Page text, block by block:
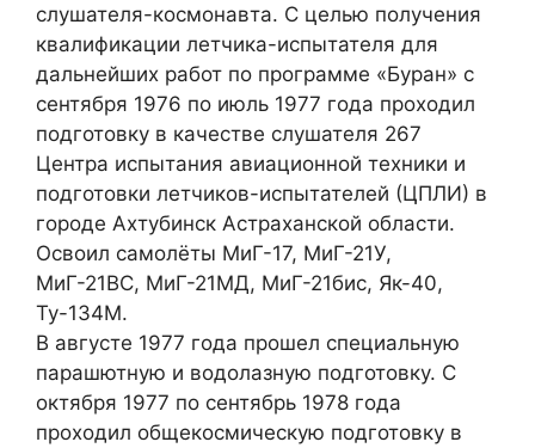
слушателя-космонавта. С целью получения
квалификации летчика-испытателя для
дальнейших работ по программе «Буран» с
сентября 1976 по июль 1977 года проходил
подготовку в качестве слушателя 267
Центра испытания авиационной техники и
подготовки летчиков-испытателей (ЦПЛИ) в
городе Ахтубинск Астраханской области.
Освоил самолёты МиГ-17, МиГ-21У,
МиГ-21ВС, МиГ-21МД, МиГ-21бис, Як-40,
Ту-134М.
В августе 1977 года прошел специальную
парашютную и водолазную подготовку. С
октября 1977 по сентябрь 1978 года
проходил общекосмическую подготовку в